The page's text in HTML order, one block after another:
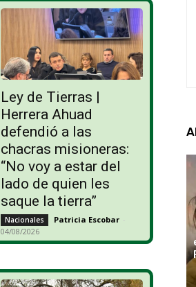
Ley de Tierras |
Herrera Ahuad
defendió a las
chacras misioneras:
“No voy a estar del
lado de quien les
saque la tierra”
Nacionales Patricia Escobar -
04/08/2026